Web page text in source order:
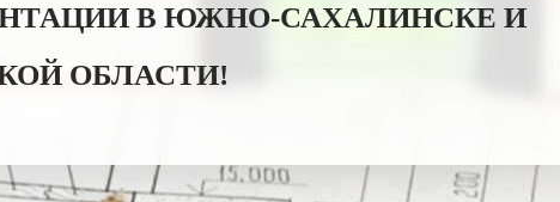
В ЮЖНО-САХАЛИНСКЕ И
ОБЛАСТИ!